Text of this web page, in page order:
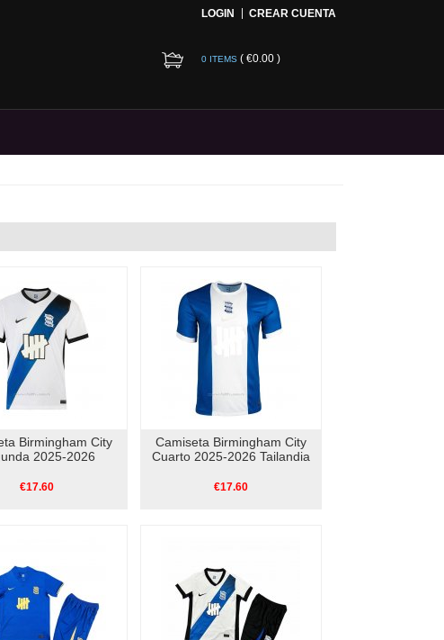
LOGIN CREAR CUENTA
0 ITEMS ( €0.00 )
Birmingham City
2025-2026
€17.60
Camiseta Birmingham City
Cuarto 2025-2026 Tailandia
€17.60